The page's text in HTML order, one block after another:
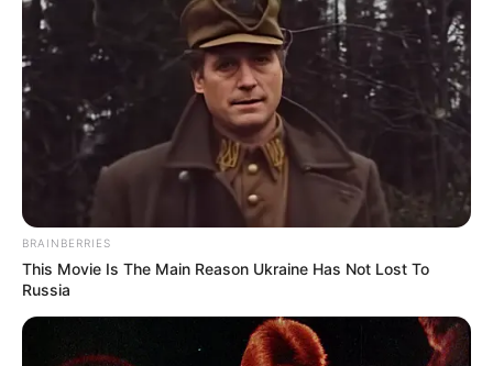
-10
LEI Nº 13.342, DE 3 DE OUTUBRO DE 2016
Mensagem de veto
Promulgação partes vetadas
Altera a Lei nº 11.350, de 5 de outubro de 2006, para dispor sobre
previdenciários dos Agentes Comunitários de Saúde e dos Agentes
para dispor sobre a prioridade de atendimento desses agentes no
Programa Minha Casa, Minha Vida (PMCMV).
BRAINBERRIES
This Movie Is The Main Reason Ukraine Has Not Lost To
Russia